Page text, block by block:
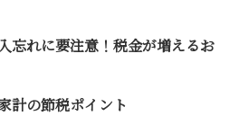
忘れに要注意！税金が増えるお
計の節税ポイント